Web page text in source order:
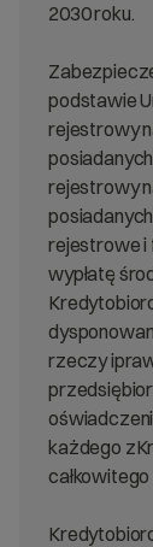
2030 roku.
podstawie
rejestrowy
rejestrowy
rejestrowe i
wypłatę
rzeczy
każdego